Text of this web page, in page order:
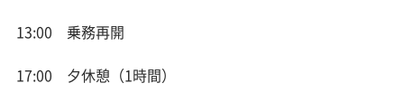
13:00 乗務再開
17:00 夕休憩（1時間）